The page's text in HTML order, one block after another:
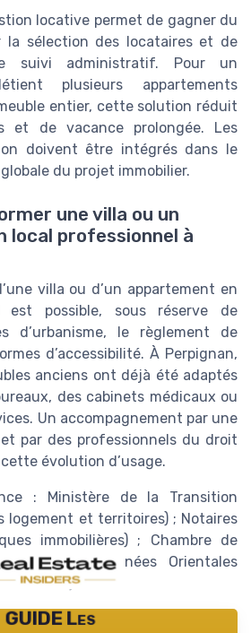
locative permet de gagner du
la sélection des locataires et de
suivi administratif. Pour un
plusieurs appartements
entier, cette solution réduit
et de vacance prolongée. Les
doivent être intégrés dans le
du projet immobilier.
une villa ou un
local professionnel à
villa ou d’un appartement en
est possible, sous réserve de
d’urbanisme, le règlement de
d’accessibilité. À Perpignan,
anciens ont déjà été adaptés
des cabinets médicaux ou
Un accompagnement par une
par des professionnels du droit
évolution d’usage.
: Ministère de la Transition
logement et territoires) ; Notaires
immobilières) ; Chambre de
des Pyrénées Orientales
locales).
GUIDE Les